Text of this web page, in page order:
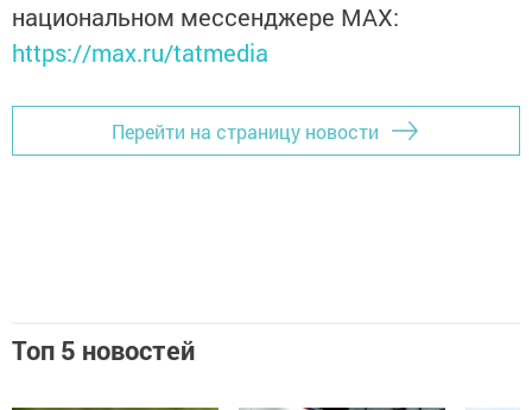
национальном мессенджере MАХ:
https://max.ru/tatmedia
Перейти на страницу новости
Топ 5 новостей